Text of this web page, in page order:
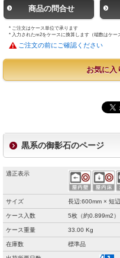
商品の問合せ
* ご注文はケース単位で承ります
* 入力されたm2をケースに換算します（端数はケー
ご注文の前にご確認ください
お気に入
黒系の御影石のページ
適正表示
サイズ 長辺:600mm × 短
ケース入数 5枚（約0.899m2）
ケース重量 33.00 Kg
在庫数 標準品